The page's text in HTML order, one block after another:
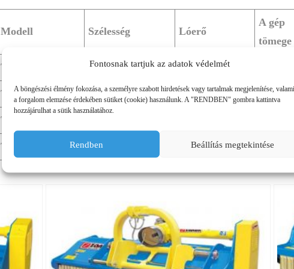
Fontosnak tartjuk az adatok védelmét
A böngészési élmény fokozása, a személyre szabott hirdetések vagy tartalmak megjelenítése,
a forgalom elemzése érdekében sütiket (cookie) használunk. A "RENDBEN" gombra kattintva
hozzájárulhat a sütik használatához.
Rendben Beállítás megtekintése
Modell Szélesség Lóerő
A gép
tömege
TFX 1300 130 30 – 50
TFX 1500 150 35 – 60 290
TFX 1700
TFX 1900 190 40 – 80 350